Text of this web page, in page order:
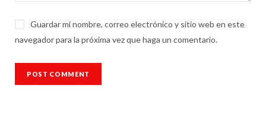
Guardar mi nombre, correo electrónico y sitio web en este
navegador para la próxima vez que haga un comentario.